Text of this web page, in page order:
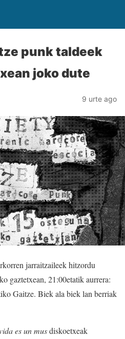
punk taldeek
joko dute
9 urte ago
jarraitzaileek hitzordu
gaztetxean, 21:00etatik aurrera:
Gaitze. Biek ala biek lan berriak
es un musdiskoetxeak